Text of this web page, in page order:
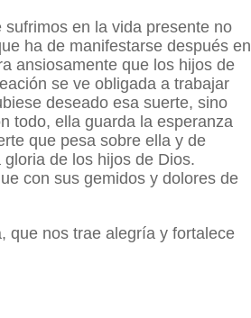
en la vida presente no
ha de manifestarse después en
ansiosamente que los hijos de
se ve obligada a trabajar
deseado esa suerte, sino
todo, ella guarda la esperanza
que pesa sobre ella y de
de los hijos de Dios.
con sus gemidos y dolores de
que nos trae alegría y fortalece